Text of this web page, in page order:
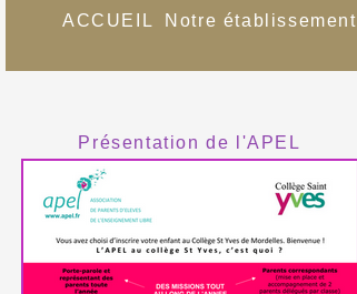
ACCUEIL Notre établissement
Présentation de l'APEL